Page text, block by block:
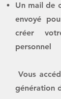
Un mail de
envoyé
créer
personnel
Vous
génération